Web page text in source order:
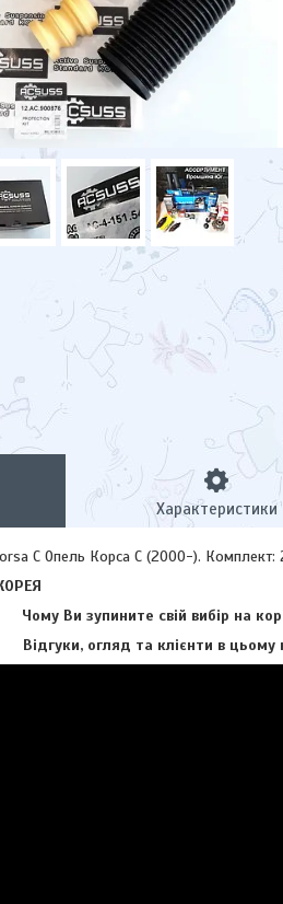
Характеристики
C Опель Корса С (2000-). Комплект:
Чому Ви зупините свій вибір на
Відгуки, огляд та клієнти в цьому